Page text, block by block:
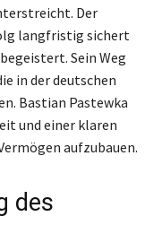
Der
langfristig sichert
Sein Weg
in der deutschen
Bastian Pastewka
und einer klaren
aufzubauen.
des